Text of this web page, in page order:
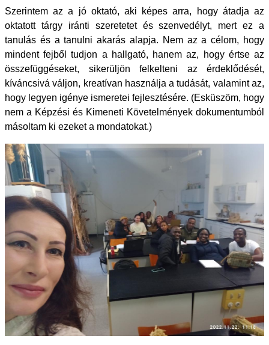
Szerintem az a jó oktató, aki képes arra, hogy átadja az
oktatott tárgy iránti szeretetet és szenvedélyt, mert ez a
tanulás és a tanulni akarás alapja. Nem az a célom, hogy
mindent fejből tudjon a hallgató, hanem az, hogy értse az
összefüggéseket, sikerüljön felkelteni az érdeklődését,
kíváncsivá váljon, kreatívan használja a tudását, valamint az,
hogy legyen igénye ismeretei fejlesztésére. (Esküszöm, hogy
nem a Képzési és Kimeneti Követelmények dokumentumból
másoltam ki ezeket a mondatokat.)